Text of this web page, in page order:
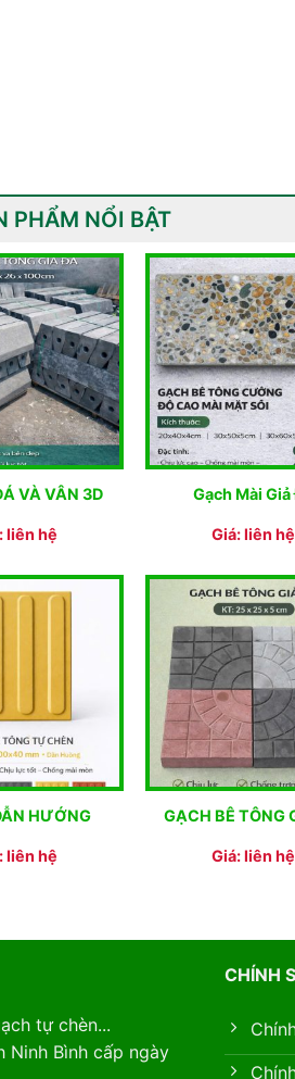
PHẨM NỔI BẬT
VÀ VÂN 3D
liên hệ
Gạch Mài Giả
Giá: liên hệ
HƯỚNG
liên hệ
GẠCH BÊ TÔNG
Giá: liên hệ
tự chèn...
Ninh Bình cấp ngày
CHÍNH